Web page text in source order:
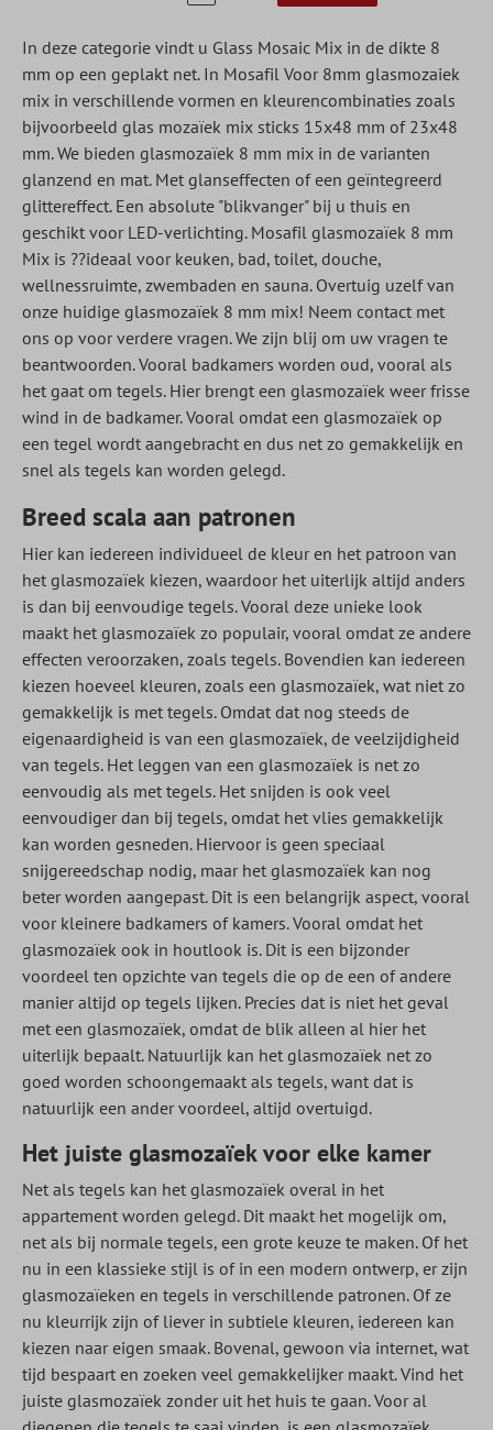
In deze categorie vindt u Glass Mosaic Mix in de dikte 8
mm op een geplakt net. In Mosafil Voor 8mm glasmozaiek
mix in verschillende vormen en kleurencombinaties zoals
bijvoorbeeld glas mozaïek mix sticks 15x48 mm of 23x48
mm. We bieden glasmozaïek 8 mm mix in de varianten
glanzend en mat. Met glanseffecten of een geïntegreerd
glittereffect. Een absolute "blikvanger" bij u thuis en
geschikt voor LED-verlichting. Mosafil glasmozaïek 8 mm
Mix is ??ideaal voor keuken, bad, toilet, douche,
wellnessruimte, zwembaden en sauna. Overtuig uzelf van
onze huidige glasmozaïek 8 mm mix! Neem contact met
ons op voor verdere vragen. We zijn blij om uw vragen te
beantwoorden. Vooral badkamers worden oud, vooral als
het gaat om tegels. Hier brengt een glasmozaïek weer frisse
wind in de badkamer. Vooral omdat een glasmozaïek op
een tegel wordt aangebracht en dus net zo gemakkelijk en
snel als tegels kan worden gelegd.
Breed scala aan patronen
Hier kan iedereen individueel de kleur en het patroon van
het glasmozaïek kiezen, waardoor het uiterlijk altijd anders
is dan bij eenvoudige tegels. Vooral deze unieke look
maakt het glasmozaïek zo populair, vooral omdat ze andere
effecten veroorzaken, zoals tegels. Bovendien kan iedereen
kiezen hoeveel kleuren, zoals een glasmozaïek, wat niet zo
gemakkelijk is met tegels. Omdat dat nog steeds de
eigenaardigheid is van een glasmozaïek, de veelzijdigheid
van tegels. Het leggen van een glasmozaïek is net zo
eenvoudig als met tegels. Het snijden is ook veel
eenvoudiger dan bij tegels, omdat het vlies gemakkelijk
kan worden gesneden. Hiervoor is geen speciaal
snijgereedschap nodig, maar het glasmozaïek kan nog
beter worden aangepast. Dit is een belangrijk aspect, vooral
voor kleinere badkamers of kamers. Vooral omdat het
glasmozaïek ook in houtlook is. Dit is een bijzonder
voordeel ten opzichte van tegels die op de een of andere
manier altijd op tegels lijken. Precies dat is niet het geval
met een glasmozaïek, omdat de blik alleen al hier het
uiterlijk bepaalt. Natuurlijk kan het glasmozaïek net zo
goed worden schoongemaakt als tegels, want dat is
natuurlijk een ander voordeel, altijd overtuigd.
Het juiste glasmozaïek voor elke kamer
Net als tegels kan het glasmozaïek overal in het
appartement worden gelegd. Dit maakt het mogelijk om,
net als bij normale tegels, een grote keuze te maken. Of het
nu in een klassieke stijl is of in een modern ontwerp, er zijn
glasmozaïeken en tegels in verschillende patronen. Of ze
nu kleurrijk zijn of liever in subtiele kleuren, iedereen kan
kiezen naar eigen smaak. Bovenal, gewoon via internet, wat
tijd bespaart en zoeken veel gemakkelijker maakt. Vind het
juiste glasmozaïek zonder uit het huis te gaan. Voor al